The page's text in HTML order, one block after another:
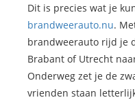
Dit is precies wat je
brandweerauto.nu.
brandweerauto rijd je
Brabant of Utrecht
Onderweg zet je de
vrienden staan